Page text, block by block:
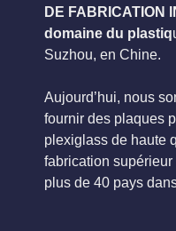
DE FABRICATION
domaine du plastiq
Suzhou, en Chine.
Aujourd’hui, nous
fournir des plaques
plexiglass de haute
fabrication
plus de 40 pays